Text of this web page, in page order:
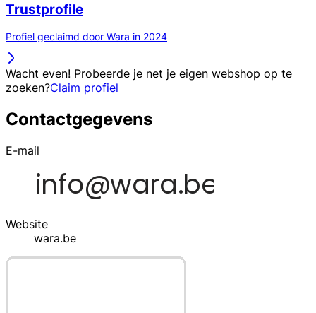
Trustprofile
Profiel geclaimd door Wara in 2024
Wacht even! Probeerde je net je eigen webshop op te
zoeken?Claim profiel
Contactgegevens
E-mail
Website
wara.be